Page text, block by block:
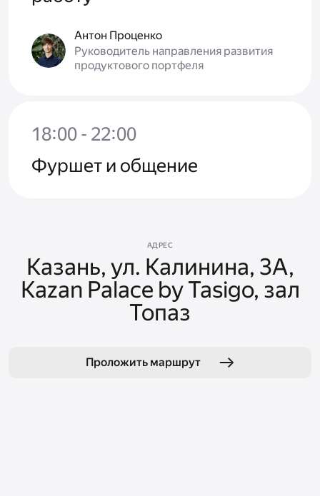
Антон Проценко
Руководитель направления развития
продуктового портфеля
18:00 - 22:00
Фуршет и общение
АДРЕС
Казань, ул. Калинина, 3А,
Kazan Palace by Tasigo, зал
Топаз
Проложить маршрут